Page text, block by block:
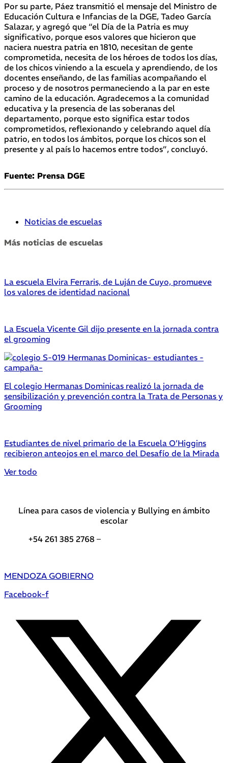
Por su parte, Páez transmitió el mensaje del Ministro de
Educación Cultura e Infancias de la DGE, Tadeo García
Salazar, y agregó que “el Día de la Patria es muy
significativo, porque esos valores que hicieron que
naciera nuestra patria en 1810, necesitan de gente
comprometida, necesita de los héroes de todos los días,
de los chicos viniendo a la escuela y aprendiendo, de los
docentes enseñando, de las familias acompañando el
proceso y de nosotros permaneciendo a la par en este
camino de la educación. Agradecemos a la comunidad
educativa y la presencia de las soberanas del
departamento, porque esto significa estar todos
comprometidos, reflexionando y celebrando aquel día
patrio, en todos los ámbitos, porque los chicos son el
presente y al país lo hacemos entre todos”, concluyó.
Fuente: Prensa DGE
Noticias de escuelas
Más noticias de escuelas
La escuela Elvira Ferraris, de Luján de Cuyo, promueve
los valores de identidad nacional
La Escuela Vicente Gil dijo presente en la jornada contra
el grooming
El colegio Hermanas Dominicas realizó la jornada de
sensibilización y prevención contra la Trata de Personas y
Grooming
Estudiantes de nivel primario de la Escuela O’Higgins
recibieron anteojos en el marco del Desafío de la Mirada
Ver todo
Línea para casos de violencia y Bullying en ámbito
escolar
+54 261 385 2768 –
MENDOZA GOBIERNO
Facebook-f